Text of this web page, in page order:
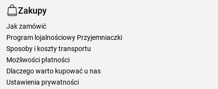
Zakupy
Jak zamówić
Program lojalnościowy Przyjemniaczki
Sposoby i koszty transportu
Możliwości płatności
Dlaczego warto kupować u nas
Ustawienia prywatności